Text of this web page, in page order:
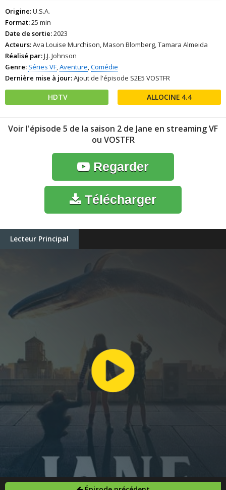
Origine:U.S.A.
Format:25 min
Date de sortie:2023
Acteurs:Ava Louise Murchison, Mason Blomberg, Tamara Almeida
Réalisé par:J.J. Johnson
Genre: Séries VF,Aventure,Comédie
Dernière mise à jour:Ajout de l'épisode S2E5 VOSTFR
HDTV 4.4
Voir l'épisode 5 de la saison 2 de Jane en streaming VF
ou VOSTFR
Regarder
Télécharger
Lecteur Principal